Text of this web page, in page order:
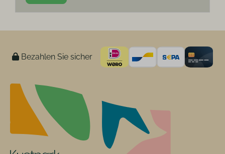
Bezahlen Sie sicher